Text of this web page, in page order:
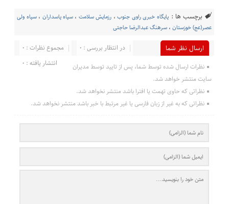
برچسب ها : پایگاه خبری راوی جنوب، رزمایش سلامت ، سپاه پاسداران ،سپاه ولی
عصر(عج) خوزستان ،سرهنگ عبدالرضا حاجتی
ارسال نظر شما مجموع نظرات : 0
در انتظار بررسی : 0
انتشار یافته : 0
نظرات ارسال شده توسط شما، پس از تایید توسط مدیران
سایت منتشر خواهد شد.
نظراتی که حاوی تهمت یا افترا باشد منتشر نخواهد شد.
نظراتی که به غیر از زبان فارسی یا غیر مرتبط با خبر باشد منتشر نخواهد شد.